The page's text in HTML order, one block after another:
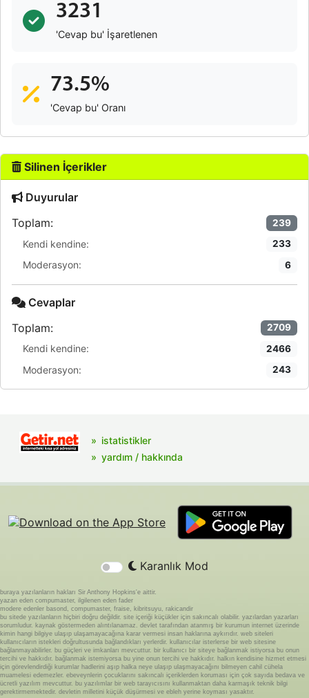
3231
'Cevap bu' İşaretlenen
73.5%
'Cevap bu' Oranı
Silinen İçerikler
Duyurular
Toplam:
239
Kendi kendine: 233
Moderasyon: 6
Cevaplar
Toplam:
2709
Kendi kendine: 2466
Moderasyon: 243
istatistikler
yardım / hakkında
Karanlık Mod
buraya yazılanların hakları Sir Anthony Hopkins'e aittir.
yazan eden compumaster, ilgilenen eden fader
modere edenler basond, compumaster, fraise, kibritsuyu, rakicandir
bu sitede yazılanların hiçbiri doğru değildir. site içeriği küçükler için sakıncalı olabilir. yazılardan yazarları
sorumludur. kaynak göstermeden alıntılanamaz. devlet tarafından atanmış bir kurumun internet üzerinde
kimin hangi bilgiye ulaşıp ulaşamayacağına karar vermesi insan haklarına aykırıdır. web siteleri
kullanıcıların istekleri doğrultusunda bağlandıkları yerlerdir. kullanıcılar isterlerse bir web sitesine
bağlanmayabilirler. bu güçleri ve imkanları mevcuttur. bir kullanıcı bir siteye bağlanmak istiyorsa bu onun
tercihi ve hakkıdır. bağlanmak istemiyorsa bu yine onun tercihi ve hakkıdır. halkın kendisine hizmet etmesi
için görevlendirdiği kurumlar hadlerini aşıp halka neye ulaşıp ulaşmayacağını bilmeyen cahil cühela
muamelesi edemezler. ebeveynlerin çocuklarını sakıncalı içeriklerden koruması için çok sayıda bedava ve
ücretli yazılım mevcuttur. bu yazılımlar bir web tarayıcısını kullanmaktan daha karmaşık teknik bilgi
gerektirmemektedir. devletin milletini küçük düşürmesi ve ebleh yerine koyması yasaktır.